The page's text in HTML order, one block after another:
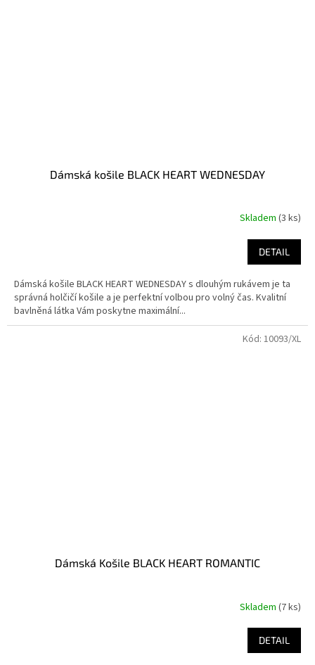
Dámská košile BLACK HEART WEDNESDAY
Skladem (3 ks)
DETAIL
Dámská košile BLACK HEART WEDNESDAY s dlouhým rukávem je ta
správná holčičí košile a je perfektní volbou pro volný čas. Kvalitní
bavlněná látka Vám poskytne maximální...
Dámská Košile BLACK HEART ROMANTIC
Skladem (7 ks)
DETAIL
Kód: 10093/XL